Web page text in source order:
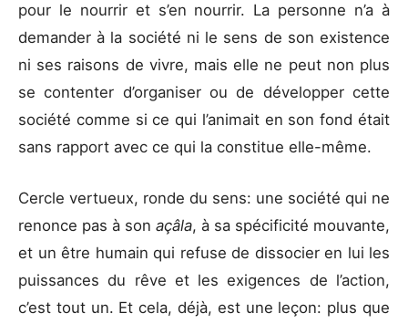
pour le nourrir et s’en nourrir. La personne n’a à
demander à la société ni le sens de son existence
ni ses raisons de vivre, mais elle ne peut non plus
se contenter d’organiser ou de développer cette
société comme si ce qui l’animait en son fond était
sans rapport avec ce qui la constitue elle-même.
Cercle vertueux, ronde du sens: une société qui ne
renonce pas à son açâla, à sa spécificité mouvante,
et un être humain qui refuse de dissocier en lui les
puissances du rêve et les exigences de l’action,
c’est tout un. Et cela, déjà, est une leçon: plus que